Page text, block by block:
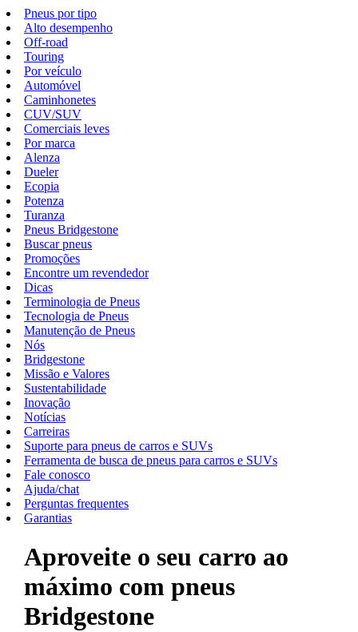
Pneus por tipo
Alto desempenho
Off-road
Touring
Por veículo
Automóvel
Caminhonetes
CUV/SUV
Comerciais leves
Por marca
Alenza
Dueler
Ecopia
Potenza
Turanza
Pneus Bridgestone
Buscar pneus
Promoções
Encontre um revendedor
Dicas
Terminologia de Pneus
Tecnologia de Pneus
Manutenção de Pneus
Nós
Bridgestone
Missão e Valores
Sustentabilidade
Inovação
Notícias
Carreiras
Suporte para pneus de carros e SUVs
Ferramenta de busca de pneus para carros e SUVs
Fale conosco
Ajuda/chat
Perguntas frequentes
Garantias
Aproveite o seu carro ao
máximo com pneus
Bridgestone